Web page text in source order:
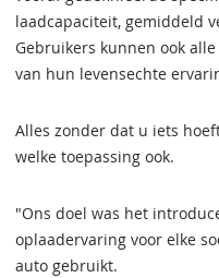
laadcapaciteit, gemiddeld
Gebruikers kunnen ook
van hun levensechte
Alles zonder dat u iets
welke toepassing ook.
"Ons doel was het
oplaadervaring voor elke
auto gebruikt.